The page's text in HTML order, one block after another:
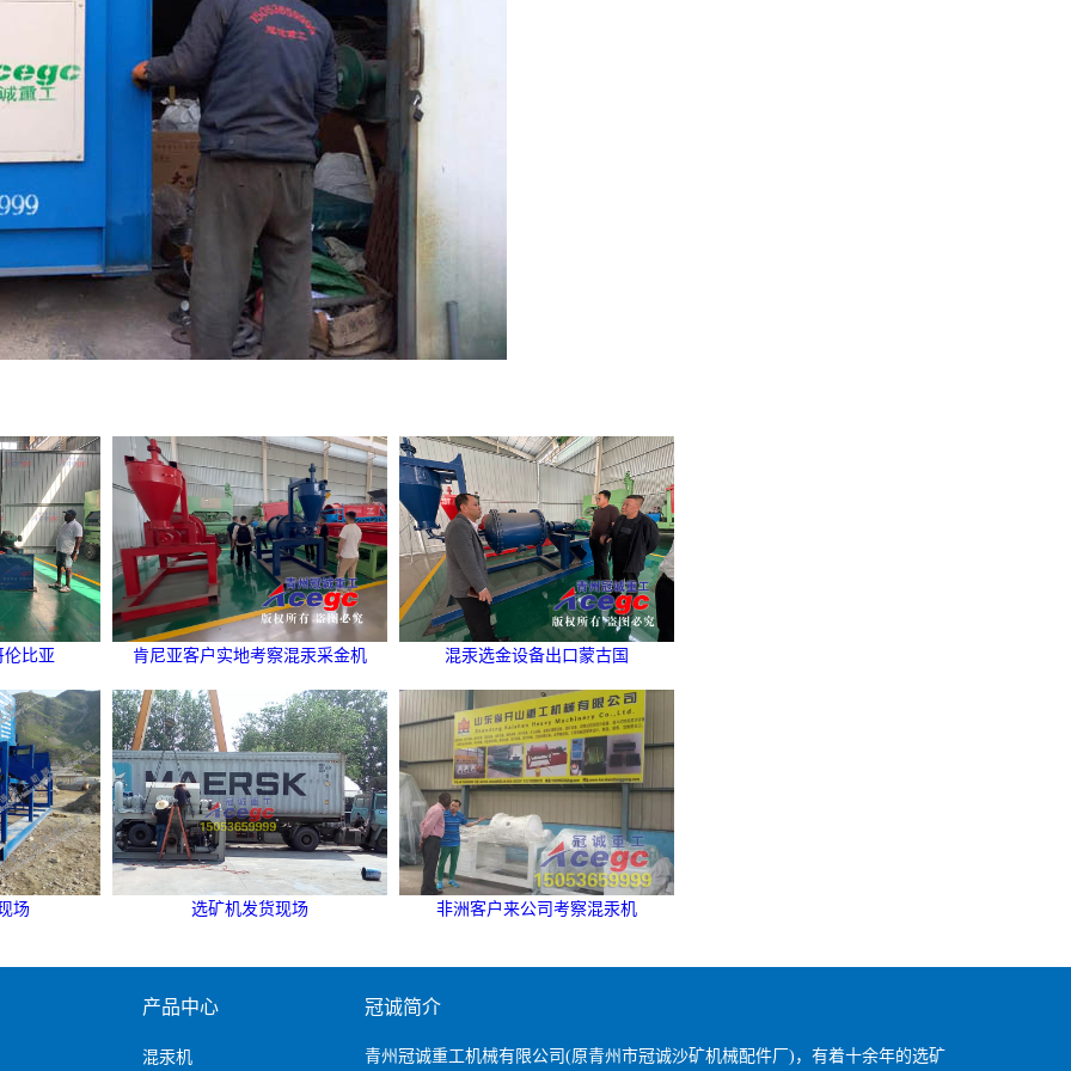
伦比亚 肯尼亚客户实地考察混汞采金机 混汞选金设备出口蒙古国
场 选矿机发货现场 非洲客户来公司考察混汞机
产品中心
混汞机
冠诚简介
青州冠诚重工机械有限公司(原青州市冠诚沙矿机械配件厂)，有着十余年的选矿